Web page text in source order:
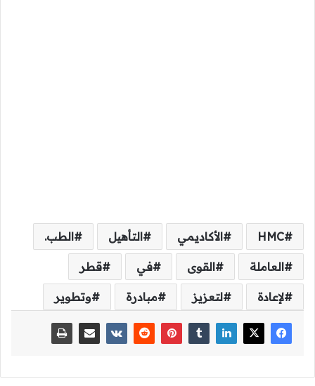
HMC الأكاديمي التأهيل الطب.
العاملة القوى في قطر
لإعادة لتعزيز مبادرة وتطوير